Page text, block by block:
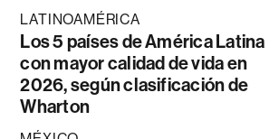
LATINOAMÉRICA
Los 5 países de América Latina
con mayor calidad de vida en
2026, según clasificación de
Wharton